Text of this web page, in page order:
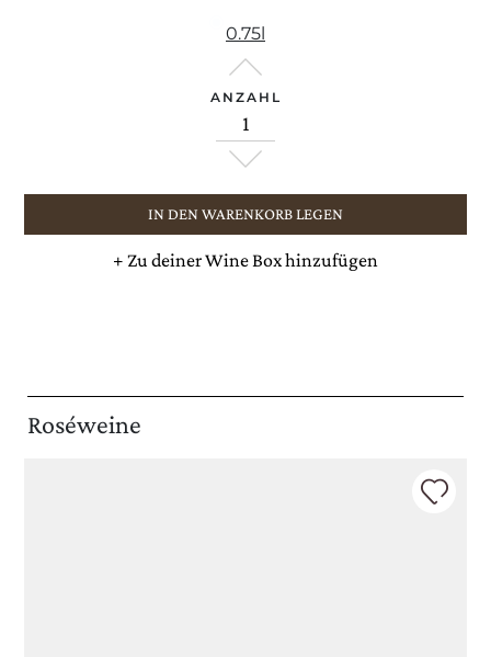
0.75l
ANZAHL
IN DEN WARENKORB LEGEN
+ Zu deiner Wine Box hinzufügen
Roséweine